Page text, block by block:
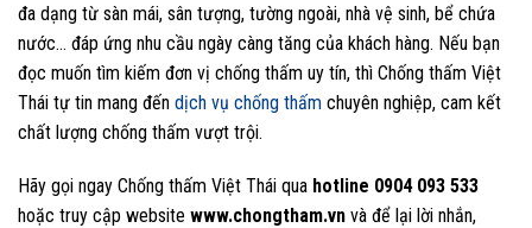
đa dạng từ sàn mái, sân tượng, tường ngoài, nhà vệ sinh, bể chứa
nước… đáp ứng nhu cầu ngày càng tăng của khách hàng. Nếu bạn
đọc muốn tìm kiếm đơn vị chống thấm uy tín, thì Chống thấm Việt
Thái tự tin mang đến dịch vụ chống thấm chuyên nghiệp, cam kết
chất lượng chống thấm vượt trội.
Hãy gọi ngay Chống thấm Việt Thái qua hotline 0904 093 533
hoặc truy cập website www.chongtham.vn và để lại lời nhắn,